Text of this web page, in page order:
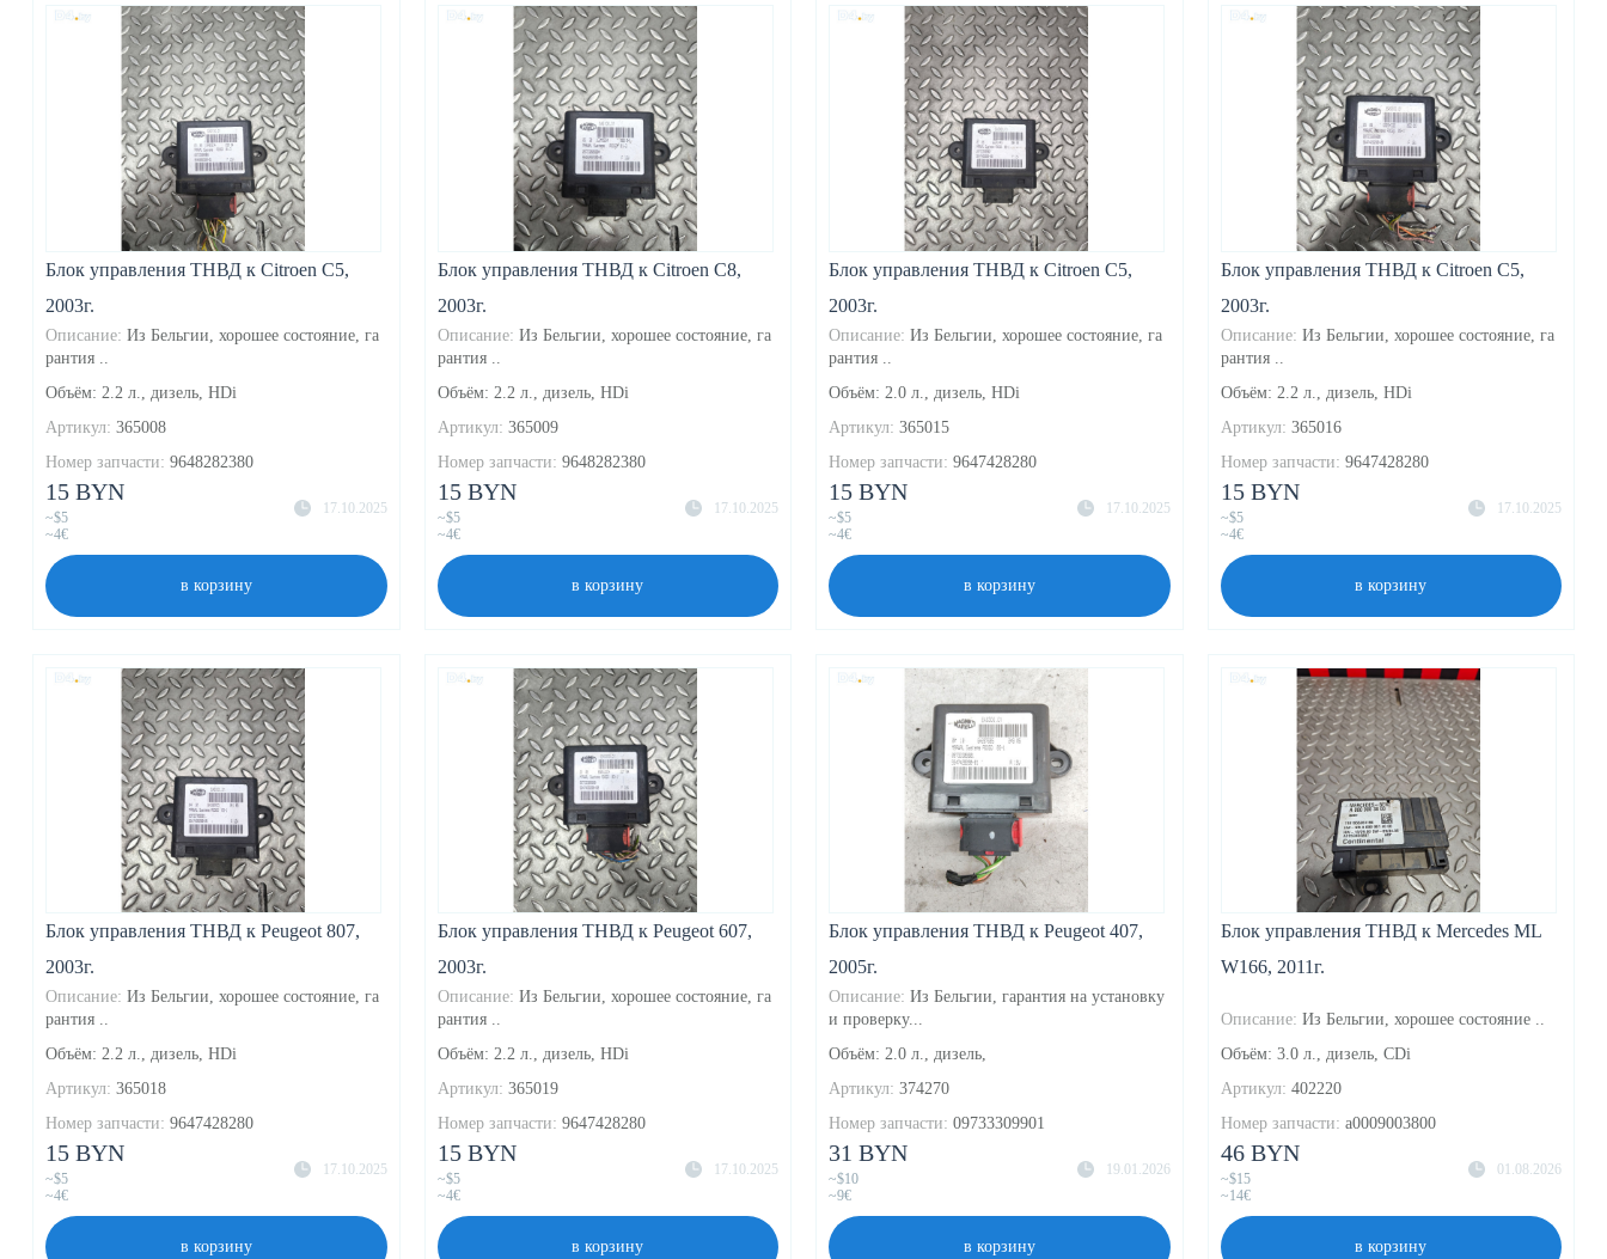
Блок управления ТНВД к Citroen C5,
2003г.
Описание: Из Бельгии, хорошее состояние, га
рантия ..
Объём: 2.2 л., дизель, HDi
Артикул: 365008
Номер запчасти: 9648282380
17.10.2025
15 BYN
~$5
~4€
в корзину
Блок управления ТНВД к Citroen C8,
2003г.
Описание: Из Бельгии, хорошее состояние, га
рантия ..
Объём: 2.2 л., дизель, HDi
Артикул: 365009
Номер запчасти: 9648282380
17.10.2025
15 BYN
~$5
~4€
в корзину
Блок управления ТНВД к Citroen C5,
2003г.
Описание: Из Бельгии, хорошее состояние, га
рантия ..
Объём: 2.0 л., дизель, HDi
Артикул: 365015
Номер запчасти: 9647428280
17.10.2025
15 BYN
~$5
~4€
в корзину
Блок управления ТНВД к Citroen C5,
2003г.
Описание: Из Бельгии, хорошее состояние, га
рантия ..
Объём: 2.2 л., дизель, HDi
Артикул: 365016
Номер запчасти: 9647428280
17.10.2025
15 BYN
~$5
~4€
в корзину
Блок управления ТНВД к Peugeot 807,
2003г.
Описание: Из Бельгии, хорошее состояние, га
рантия ..
Объём: 2.2 л., дизель, HDi
Артикул: 365018
Номер запчасти: 9647428280
17.10.2025
15 BYN
~$5
~4€
в корзину
Блок управления ТНВД к Peugeot 607,
2003г.
Описание: Из Бельгии, хорошее состояние, га
рантия ..
Объём: 2.2 л., дизель, HDi
Артикул: 365019
Номер запчасти: 9647428280
17.10.2025
15 BYN
~$5
~4€
в корзину
Блок управления ТНВД к Peugeot 407,
2005г.
Описание: Из Бельгии, гарантия на установку
и проверку...
Объём: 2.0 л., дизель,
Артикул: 374270
Номер запчасти: 09733309901
19.01.2026
31 BYN
~$10
~9€
в корзину
Блок управления ТНВД к Mercedes ML
W166, 2011г.
Описание: Из Бельгии, хорошее состояние ..
Объём: 3.0 л., дизель, CDi
Артикул: 402220
Номер запчасти: a0009003800
01.08.2026
46 BYN
~$15
~14€
в корзину